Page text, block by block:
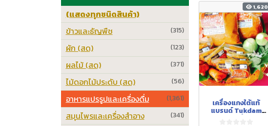
1,620
เครื่องแกงใต้แท้
แบรนด์ Tukdam
(แสดงทุกชนิดสินค้า)
(315)
ข้าวและธัญพืช
(123)
ผัก (สด)
(371)
ผลไม้ (สด)
(56)
ไม้ดอกไม้ประดับ (สด)
(1,361)
อาหารแปรรูปและเครื่องดื่ม
(341)
สมุนไพรและเครื่องสำอาง